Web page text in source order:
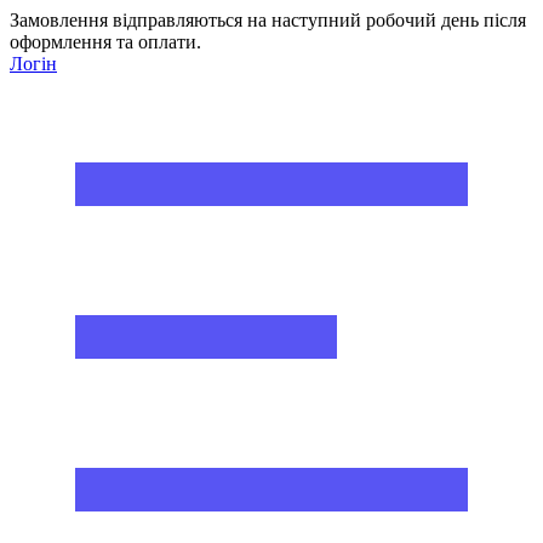
Замовлення відправляються на наступний робочий день після
оформлення та оплати.
Логін